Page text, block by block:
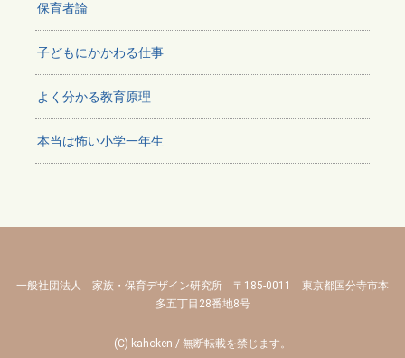
保育者論
子どもにかかわる仕事
よく分かる教育原理
本当は怖い小学一年生
一般社団法人 家族・保育デザイン研究所 〒185-0011 東京都国分寺市本
多五丁目28番地8号
(C) kahoken / 無断転載を禁じます。